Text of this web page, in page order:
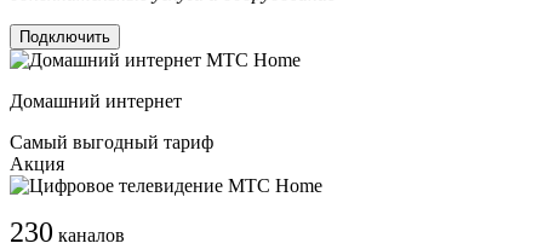
Подключить
Домашний интернет
Самый выгодный тариф
Акция
230 каналов